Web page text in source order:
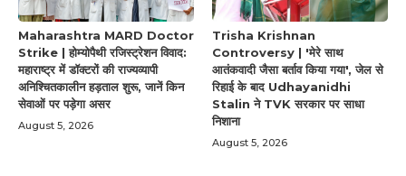
Maharashtra MARD Doctor
Strike | होम्योपैथी रजिस्ट्रेशन विवाद:
महाराष्ट्र में डॉक्टरों की राज्यव्यापी
अनिश्चितकालीन हड़ताल शुरू, जानें किन
सेवाओं पर पड़ेगा असर
August 5, 2026
Trisha Krishnan
Controversy | 'मेरे साथ
आतंकवादी जैसा बर्ताव किया गया', जेल से
रिहाई के बाद Udhayanidhi
Stalin ने TVK सरकार पर साधा
निशाना
August 5, 2026